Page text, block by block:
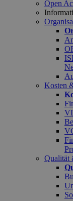
Open
Kosten
Qualität